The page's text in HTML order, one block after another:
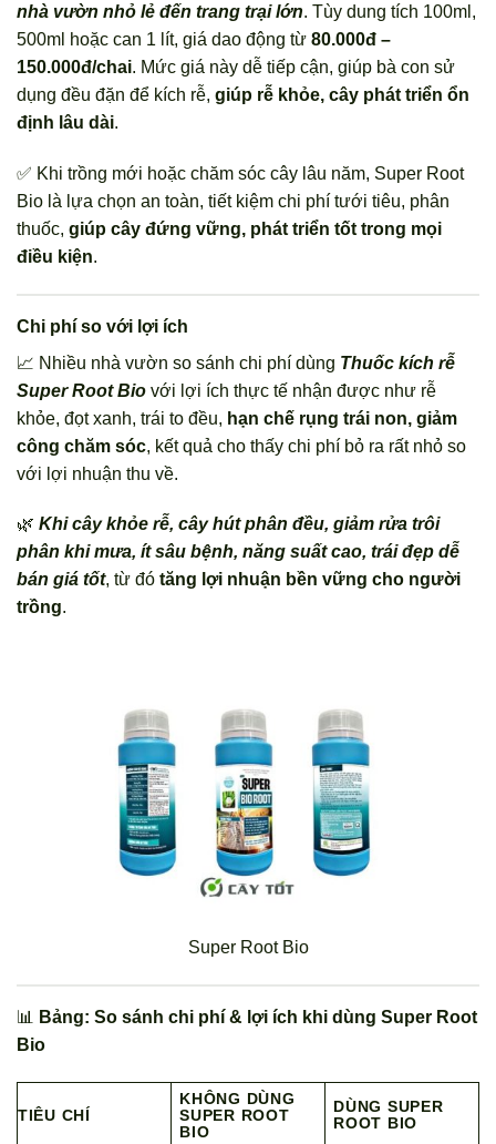
nhà vườn nhỏ lẻ đến trang trại lớn. Tùy dung tích 100ml,
500ml hoặc can 1 lít, giá dao động từ 80.000đ –
150.000đ/chai. Mức giá này dễ tiếp cận, giúp bà con sử
dụng đều đặn để kích rễ, giúp rễ khỏe, cây phát triển ổn
định lâu dài.
✅ Khi trồng mới hoặc chăm sóc cây lâu năm, Super Root
Bio là lựa chọn an toàn, tiết kiệm chi phí tưới tiêu, phân
thuốc, giúp cây đứng vững, phát triển tốt trong mọi
điều kiện.
Chi phí so với lợi ích
📈 Nhiều nhà vườn so sánh chi phí dùng Thuốc kích rễ
Super Root Bio với lợi ích thực tế nhận được như rễ
khỏe, đọt xanh, trái to đều, hạn chế rụng trái non, giảm
công chăm sóc, kết quả cho thấy chi phí bỏ ra rất nhỏ so
với lợi nhuận thu về.
🌿 Khi cây khỏe rễ, cây hút phân đều, giảm rửa trôi
phân khi mưa, ít sâu bệnh, năng suất cao, trái đẹp dễ
bán giá tốt, từ đó tăng lợi nhuận bền vững cho người
trồng.
Super Root Bio
📊
Bảng: So sánh chi phí & lợi ích khi dùng Super Root
Bio
TIÊU CHÍ
KHÔNG DÙNG
SUPER ROOT
BIO
DÙNG SUPER
ROOT BIO